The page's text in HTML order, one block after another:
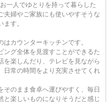
一人でゆとりを持って暮らした
夫婦やご家族にも使いやすそうな
す。
はカウンターキッチンです。
ング全体を見渡すことができるた
を楽しんだり、テレビを見ながら
日常の時間をより充実させてくれ
そのまま食卓へ運びやすく、毎日
と楽しいものになりそうだと感じ